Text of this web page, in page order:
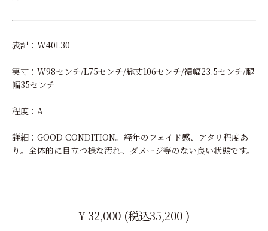
表記：W40L30
実寸：W98センチ/L75センチ/総丈106センチ/裾幅23.5センチ/腿
幅35センチ
程度：A
詳細：GOOD CONDITION。経年のフェイド感、アタリ程度あ
り。全体的に目立つ様な汚れ、ダメージ等のない良い状態です。
¥ 32,000 (税込35,200 )